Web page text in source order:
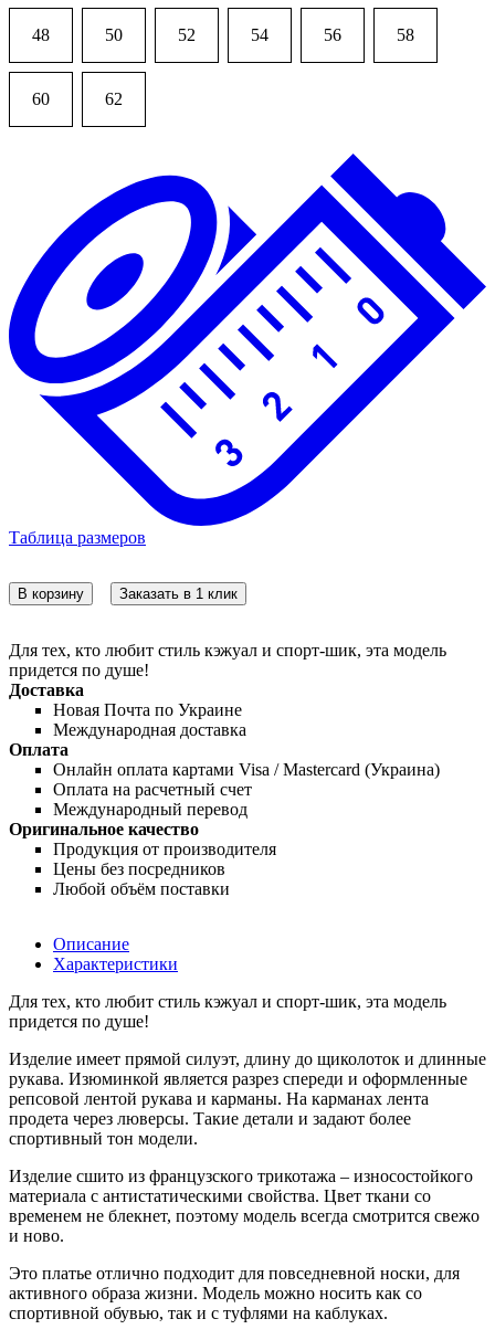
48 50 52 54 56 58
60 62
Таблица размеров
В корзину Заказать в 1 клик
Для тех, кто любит стиль кэжуал и спорт-шик, эта модель
придется по душе!
Доставка
Новая Почта по Украине
Международная доставка
Оплата
Онлайн оплата картами Visa / Mastercard (Украина)
Оплата на расчетный счет
Международный перевод
Оригинальное качество
Продукция от производителя
Цены без посредников
Любой объём поставки
Описание
Характеристики
Для тех, кто любит стиль кэжуал и спорт-шик, эта модель
придется по душе!
Изделие имеет прямой силуэт, длину до щиколоток и длинные
рукава. Изюминкой является разрез спереди и оформленные
репсовой лентой рукава и карманы. На карманах лента
продета через люверсы. Такие детали и задают более
спортивный тон модели.
Изделие сшито из французского трикотажа – износостойкого
материала с антистатическими свойства. Цвет ткани со
временем не блекнет, поэтому модель всегда смотрится свежо
и ново.
Это платье отлично подходит для повседневной носки, для
активного образа жизни. Модель можно носить как со
спортивной обувью, так и с туфлями на каблуках.